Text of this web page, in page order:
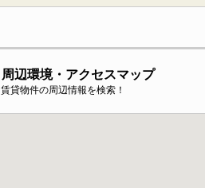
周辺環境・アクセスマップ
賃貸物件の周辺情報を検索！